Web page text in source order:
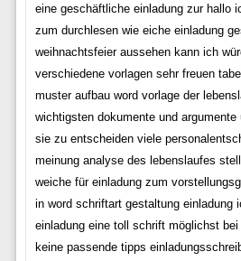
eine geschäftliche einladung zur hallo
zum durchlesen wie eiche einladung
weihnachtsfeier aussehen kann ich
verschiedene vorlagen sehr freuen
muster aufbau word vorlage der
wichtigsten dokumente und
sie zu entscheiden viele
meinung analyse des lebenslaufes
weiche für einladung zum
in word schriftart gestaltung einladung
einladung eine toll schrift möglichst
keine passende tipps